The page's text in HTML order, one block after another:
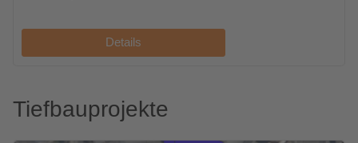
Details
Tiefbauprojekte